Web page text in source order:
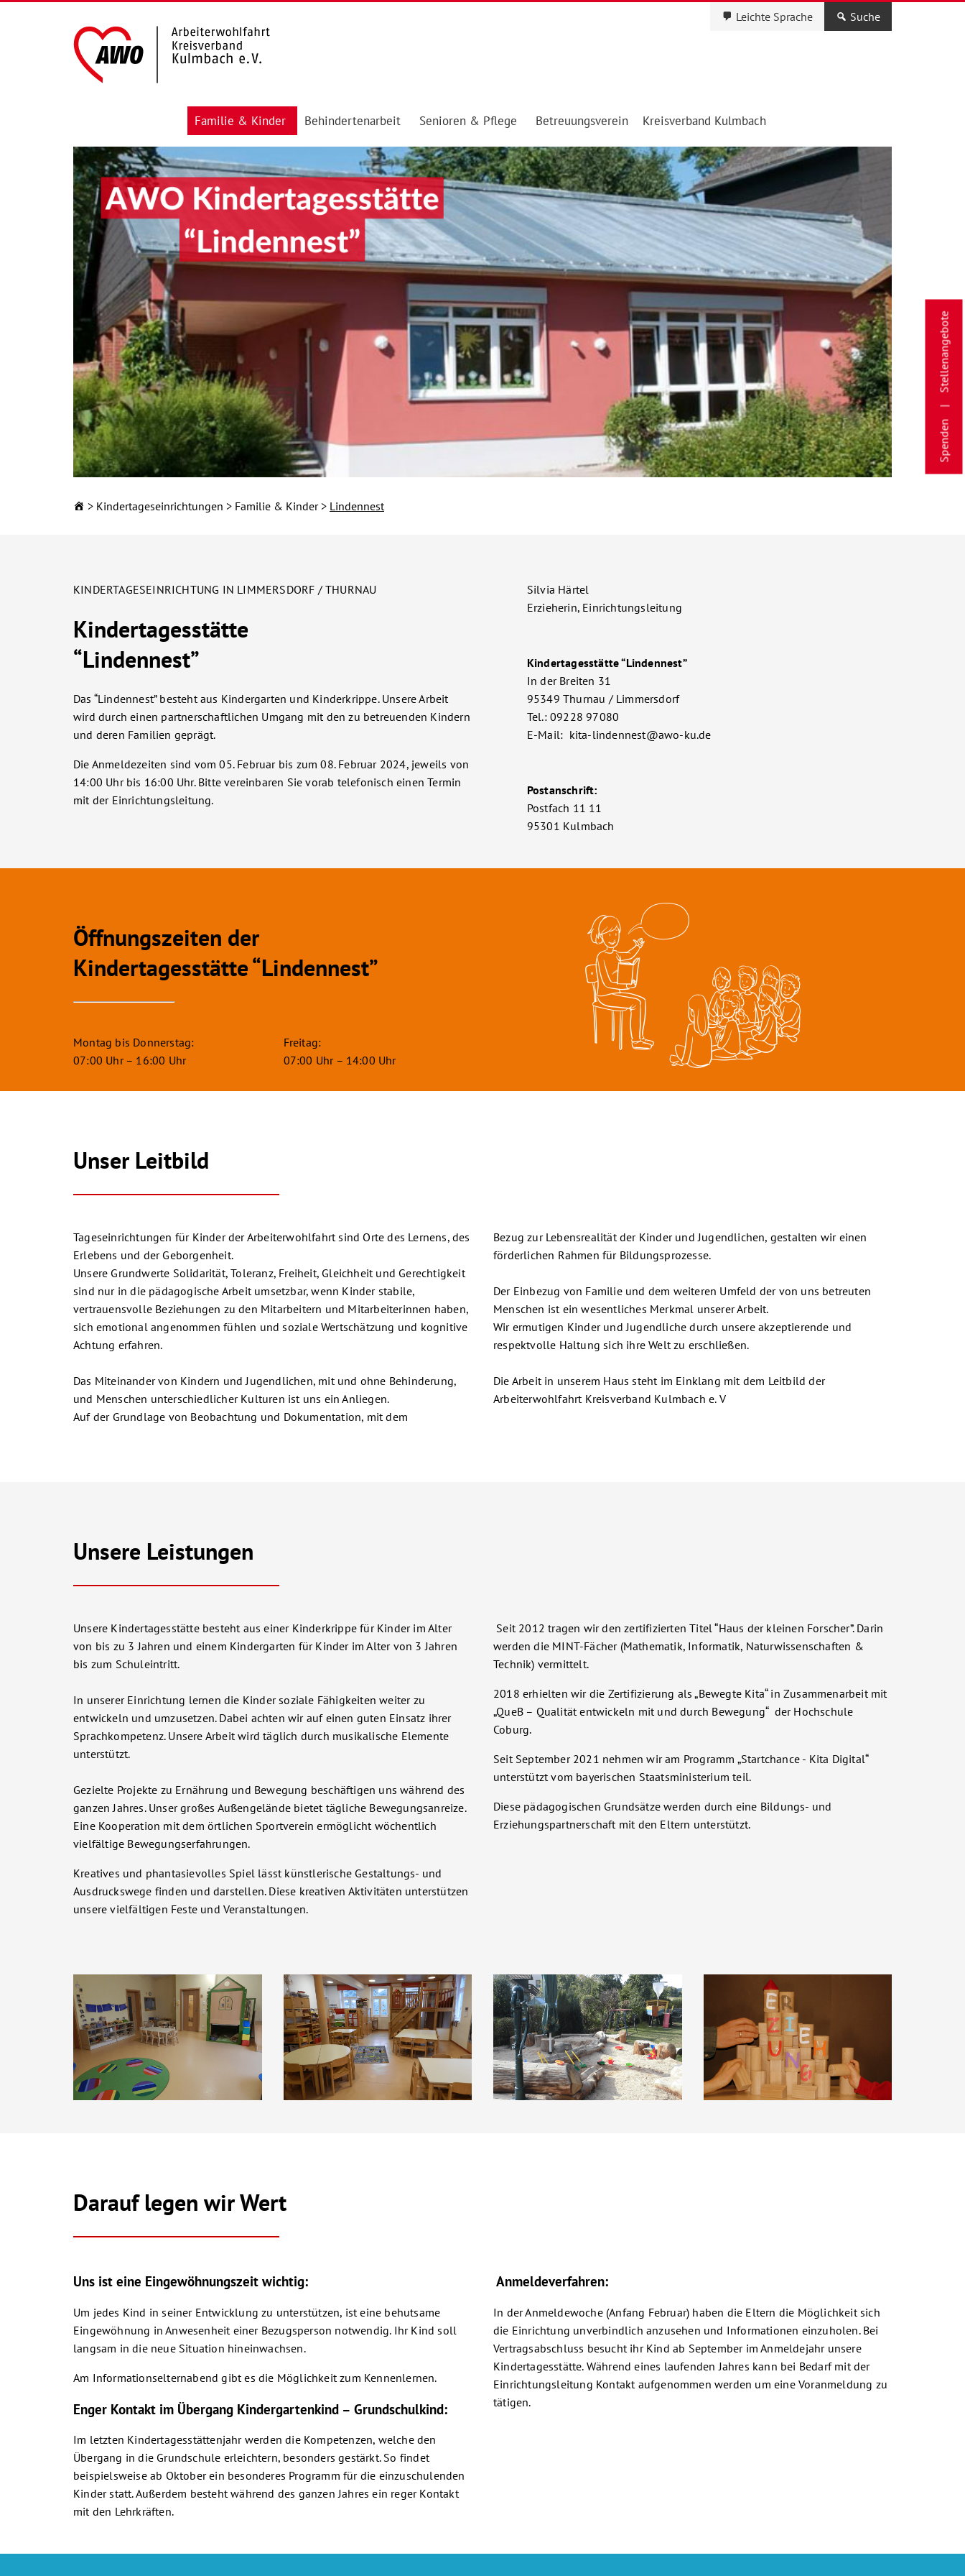
Leichte Sprache Suche
Familie & Kinder Behindertenarbeit Senioren & Pflege Betreuungsverein Kreisverband Kulmbach
Ihre Kita in Stadt und
Kindertageseinrichtungen Familie & Kinder Lindennest
KINDERTAGESEINRICHTUNG IN LIMMERSDORF / THURNAU
Kindertagesstätte
“Lindennest”
Das “Lindennest” besteht aus Kindergarten und Kinderkrippe. Unsere Arbeit
wird durch einen partnerschaftlichen Umgang mit den zu betreuenden Kindern
und deren Familien geprägt.
Die Anmeldezeiten sind vom 05. Februar bis zum 08. Februar 2024, jeweils von
14:00 Uhr bis 16:00 Uhr. Bitte vereinbaren Sie vorab telefonisch einen Termin
mit der Einrichtungsleitung.
Silvia Härtel
Erzieherin, Einrichtungsleitung
Kindertagesstätte “Lindennest”
In der Breiten 31
95349 Thurnau / Limmersdorf
Tel.: 09228 97080
E-Mail: kita-lindennest@awo-ku.de
Postanschrift:
Postfach 11 11
95301 Kulmbach
Öffnungszeiten der
Kindertagesstätte “Lindennest”
Montag bis Donnerstag:
07:00 Uhr – 16:00 Uhr
Freitag:
07:00 Uhr – 14:00 Uhr
Unser Leitbild
Tageseinrichtungen für Kinder der Arbeiterwohlfahrt sind Orte des Lernens, des
Erlebens und der Geborgenheit.
Unsere Grundwerte Solidarität, Toleranz, Freiheit, Gleichheit und Gerechtigkeit
sind nur in die pädagogische Arbeit umsetzbar, wenn Kinder stabile,
vertrauensvolle Beziehungen zu den Mitarbeitern und Mitarbeiterinnen haben,
sich emotional angenommen fühlen und soziale Wertschätzung und kognitive
Achtung erfahren.
Das Miteinander von Kindern und Jugendlichen, mit und ohne Behinderung,
und Menschen unterschiedlicher Kulturen ist uns ein Anliegen.
Auf der Grundlage von Beobachtung und Dokumentation, mit dem
Bezug zur Lebensrealität der Kinder und Jugendlichen, gestalten wir einen
förderlichen Rahmen für Bildungsprozesse.
Der Einbezug von Familie und dem weiteren Umfeld der von uns betreuten
Menschen ist ein wesentliches Merkmal unserer Arbeit.
Wir ermutigen Kinder und Jugendliche durch unsere akzeptierende und
respektvolle Haltung sich ihre Welt zu erschließen.
Die Arbeit in unserem Haus steht im Einklang mit dem Leitbild der
Arbeiterwohlfahrt Kreisverband Kulmbach e. V
Unsere Leistungen
Unsere Kindertagesstätte besteht aus einer Kinderkrippe für Kinder im Alter
von bis zu 3 Jahren und einem Kindergarten für Kinder im Alter von 3 Jahren
bis zum Schuleintritt.
In unserer Einrichtung lernen die Kinder soziale Fähigkeiten weiter zu
entwickeln und umzusetzen. Dabei achten wir auf einen guten Einsatz ihrer
Sprachkompetenz. Unsere Arbeit wird täglich durch musikalische Elemente
unterstützt.
Gezielte Projekte zu Ernährung und Bewegung beschäftigen uns während des
ganzen Jahres. Unser großes Außengelände bietet tägliche Bewegungsanreize.
Eine Kooperation mit dem örtlichen Sportverein ermöglicht wöchentlich
vielfältige Bewegungserfahrungen.
Kreatives und phantasievolles Spiel lässt künstlerische Gestaltungs- und
Ausdruckswege finden und darstellen. Diese kreativen Aktivitäten unterstützen
unsere vielfältigen Feste und Veranstaltungen.
Seit 2012 tragen wir den zertifizierten Titel “Haus der kleinen Forscher”. Darin
werden die MINT-Fächer (Mathematik, Informatik, Naturwissenschaften &
Technik) vermittelt.
2018 erhielten wir die Zertifizierung als „Bewegte Kita“ in Zusammenarbeit mit
„QueB – Qualität entwickeln mit und durch Bewegung“ der Hochschule
Coburg.
Seit September 2021 nehmen wir am Programm „Startchance - Kita Digital“
unterstützt vom bayerischen Staatsministerium teil.
Diese pädagogischen Grundsätze werden durch eine Bildungs- und
Erziehungspartnerschaft mit den Eltern unterstützt.
Darauf legen wir Wert
Uns ist eine Eingewöhnungszeit wichtig:
Um jedes Kind in seiner Entwicklung zu unterstützen, ist eine behutsame
Eingewöhnung in Anwesenheit einer Bezugsperson notwendig. Ihr Kind soll
langsam in die neue Situation hineinwachsen.
Am Informationselternabend gibt es die Möglichkeit zum Kennenlernen.
Enger Kontakt im Übergang Kindergartenkind – Grundschulkind:
Im letzten Kindertagesstättenjahr werden die Kompetenzen, welche den
Übergang in die Grundschule erleichtern, besonders gestärkt. So findet
beispielsweise ab Oktober ein besonderes Programm für die einzuschulenden
Kinder statt. Außerdem besteht während des ganzen Jahres ein reger Kontakt
mit den Lehrkräften.
Anmeldeverfahren:
In der Anmeldewoche (Anfang Februar) haben die Eltern die Möglichkeit sich
die Einrichtung unverbindlich anzusehen und Informationen einzuholen. Bei
Vertragsabschluss besucht ihr Kind ab September im Anmeldejahr unsere
Kindertagesstätte. Während eines laufenden Jahres kann bei Bedarf mit der
Einrichtungsleitung Kontakt aufgenommen werden um eine Voranmeldung zu
tätigen.
Spenden
Stellenangebote